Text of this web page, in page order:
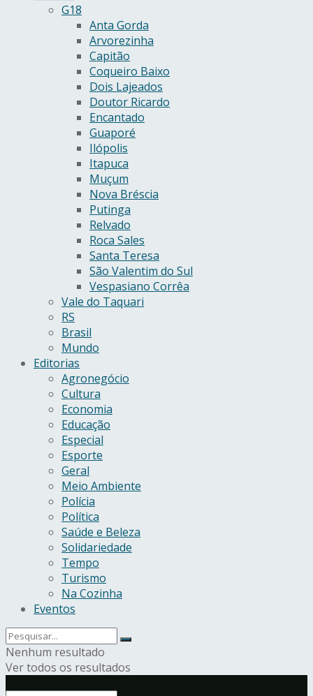
G18
Anta Gorda
Arvorezinha
Capitão
Coqueiro Baixo
Dois Lajeados
Doutor Ricardo
Encantado
Guaporé
Ilópolis
Itapuca
Muçum
Nova Bréscia
Putinga
Relvado
Roca Sales
Santa Teresa
São Valentim do Sul
Vespasiano Corrêa
Vale do Taquari
RS
Brasil
Mundo
Editorias
Agronegócio
Cultura
Economia
Educação
Especial
Esporte
Geral
Meio Ambiente
Polícia
Política
Saúde e Beleza
Solidariedade
Tempo
Turismo
Na Cozinha
Eventos
Nenhum resultado
Ver todos os resultados